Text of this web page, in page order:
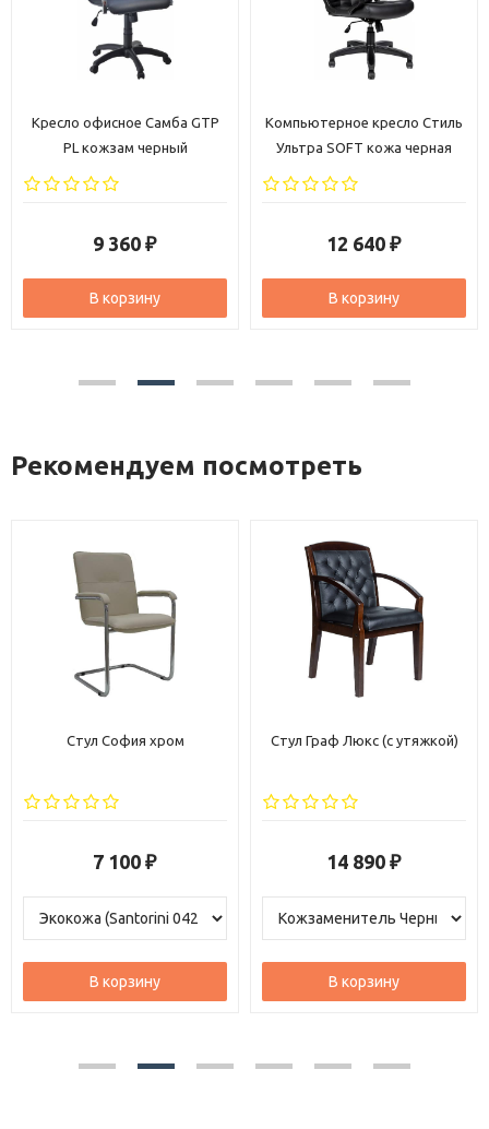
Кресло офисное Самба GTP
PL кожзам черный
9 360 ₽
В корзину
Компьютерное кресло Стиль
Ультра SOFT кожа черная
12 640 ₽
В корзину
Рекомендуем посмотреть
Стул София хром
7 100 ₽
В корзину
Стул Граф Люкс (с утяжкой)
14 890 ₽
В корзину